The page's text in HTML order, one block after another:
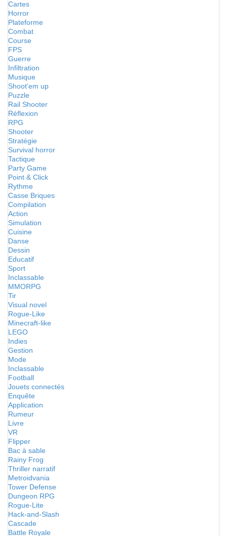
Cartes
Horror
Plateforme
Combat
Course
FPS
Guerre
Infiltration
Musique
Shoot'em up
Puzzle
Rail Shooter
Réflexion
RPG
Shooter
Stratégie
Survival horror
Tactique
Party Game
Point & Click
Rythme
Casse Briques
Compilation
Action
Simulation
Cuisine
Danse
Dessin
Educatif
Sport
Inclassable
MMORPG
Tir
Visual novel
Rogue-Like
Minecraft-like
LEGO
Indies
Gestion
Mode
Inclassable
Football
Jouets connectés
Enquête
Application
Rumeur
Livre
VR
Flipper
Bac à sable
Rainy Frog
Thriller narratif
Metroidvania
Tower Defense
Dungeon RPG
Rogue-Lite
Hack-and-Slash
Cascade
Battle Royale